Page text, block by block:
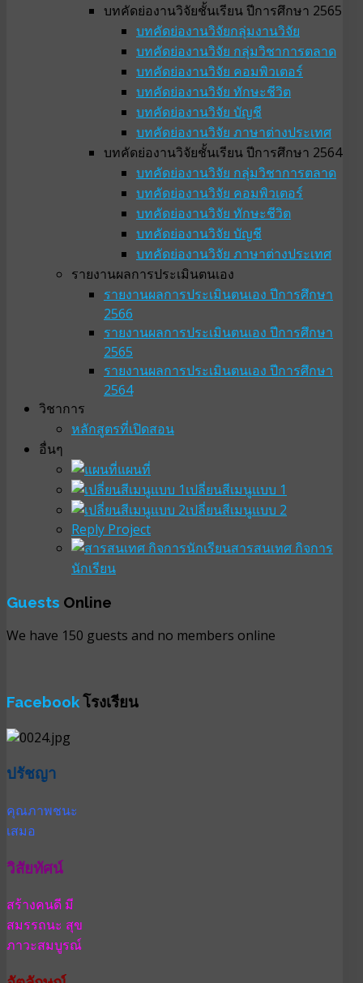
บทคัดย่องานวิจัยชั้นเรียน ปีการศึกษา 2565
บทคัดย่องานวิจัยกลุ่มงานวิจัย
บทคัดย่องานวิจัย กลุ่มวิชาการตลาด
บทคัดย่องานวิจัย คอมพิวเตอร์
บทคัดย่องานวิจัย ทักษะชีวิต
บทคัดย่องานวิจัย บัญชี
บทคัดย่องานวิจัย ภาษาต่างประเทศ
บทคัดย่องานวิจัยชั้นเรียน ปีการศึกษา 2564
บทคัดย่องานวิจัย กลุ่มวิชาการตลาด
บทคัดย่องานวิจัย คอมพิวเตอร์
บทคัดย่องานวิจัย ทักษะชีวิต
บทคัดย่องานวิจัย บัญชี
บทคัดย่องานวิจัย ภาษาต่างประเทศ
รายงานผลการประเมินตนเอง
รายงานผลการประเมินตนเอง ปีการศึกษา
2566
รายงานผลการประเมินตนเอง ปีการศึกษา
2565
รายงานผลการประเมินตนเอง ปีการศึกษา
2564
วิชาการ
หลักสูตรที่เปิดสอน
อื่นๆ
แผนที่
เปลี่ยนสีเมนูแบบ 1
เปลี่ยนสีเมนูแบบ 2
Reply Project
สารสนเทศ กิจการ
นักเรียน
Guests Online
We have 150 guests and no members online
Facebookโรงเรียน
ปรัชญา
คุณภาพชนะ
เสมอ
วิสัยทัศน์
สร้างคนดี มี
สมรรถนะ สุข
ภาวะสมบูรณ์